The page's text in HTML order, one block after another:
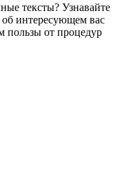
тексты? Узнавайте
об интересующем вас
пользы от процедур